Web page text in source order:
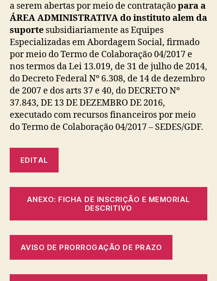
a serem abertas por meio de contrataçãopara a
ÁREA ADMINISTRATIVA do instituto alem da
suporte subsidiariamente as Equipes
Especializadas em Abordagem Social, firmado
por meio do Termo de Colaboração 04/2017 e
nos termos da Lei 13.019, de 31 de julho de 2014,
do Decreto Federal Nº 6.308, de 14 de dezembro
de 2007 e dos arts 37 e 40, do DECRETO Nº
37.843, DE 13 DE DEZEMBRO DE 2016,
executado com recursos financeiros por meio
do Termo de Colaboração 04/2017 – SEDES/GDF.
EDITAL
ANEXO: FICHA DE INSCRIÇÃO E MEMORIAL
DESCRITIVO
AVISO DE PRORROGAÇÃO DE PRAZO